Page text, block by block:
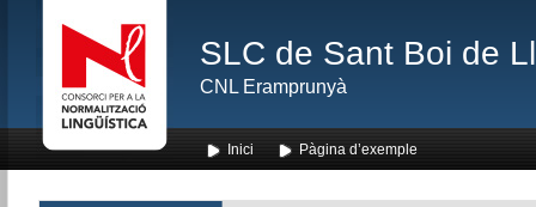
SLC de Sant Boi de
CNL Eramprunyà
Inici Pàgina d’exemple